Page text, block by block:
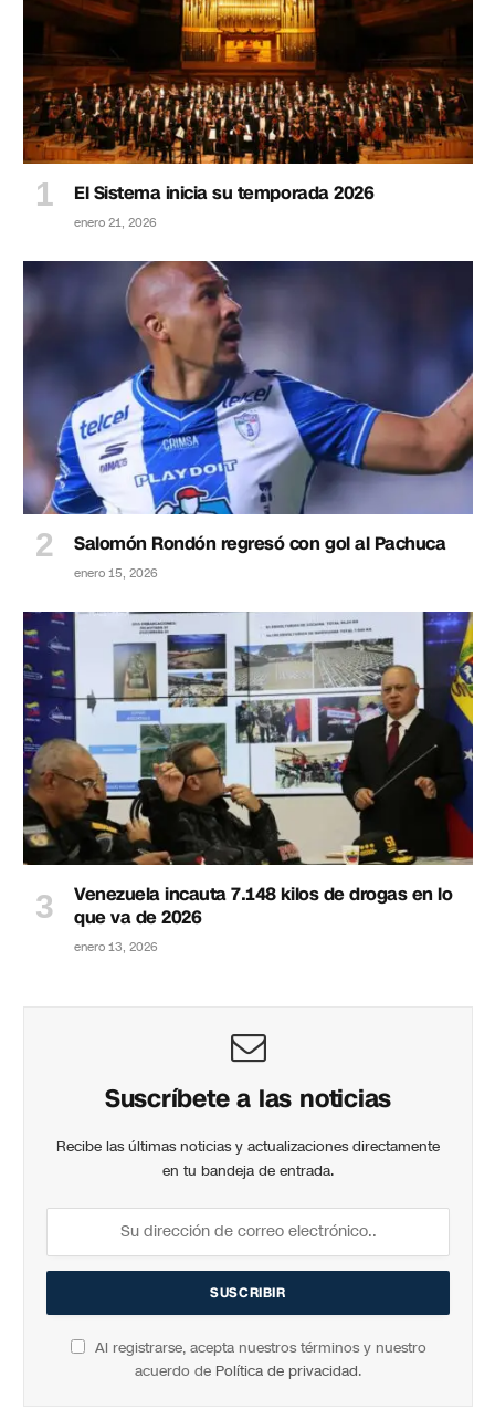
El Sistema inicia su temporada 2026
enero 21, 2026
Salomón Rondón regresó con gol al Pachuca
enero 15, 2026
Venezuela incauta 7.148 kilos de drogas en lo
que va de 2026
enero 13, 2026
Suscríbete a las noticias
Recibe las últimas noticias y actualizaciones directamente
en tu bandeja de entrada.
Al registrarse, acepta nuestros términos y nuestro
acuerdo de Política de privacidad.